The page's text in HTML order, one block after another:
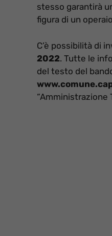
stesso garantirà
figura di un
C’è possibilità di
2022. Tutte le
del testo del
“Amministrazione